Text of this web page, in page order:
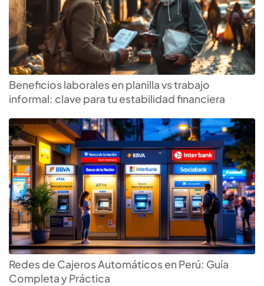
Beneficios laborales en planilla vs trabajo
informal: clave para tu estabilidad financiera
Redes de Cajeros Automáticos en Perú: Guía
Completa y Práctica